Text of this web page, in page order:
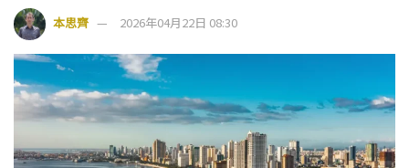
本思齊 2026年04月22日 08:30